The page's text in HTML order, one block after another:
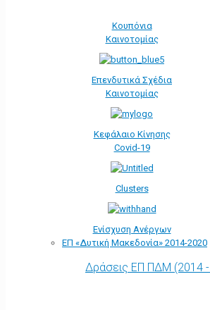
Κουπόνια
Καινοτομίας
Επενδυτικά Σχέδια
Καινοτομίας
Κεφάλαιο Κίνησης
Covid-19
Clusters
Ενίσχυση Ανέργων
ΕΠ «Δυτική Μακεδονία» 2014-2020
Δράσεις ΕΠ ΠΔΜ (2014